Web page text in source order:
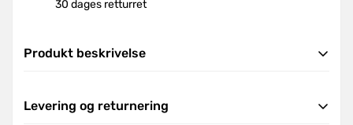
30 dages retturret
Produkt beskrivelse
svejsetråd i henhold til DIN 8559.
Levering og returnering